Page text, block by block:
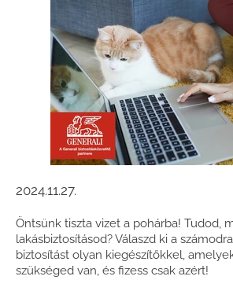
2024.11.27.
Öntsünk tiszta vizet a pohárba! Tudod,
lakásbiztosításod? Válaszd ki a
biztosítást olyan kiegészítőkkel,
szükséged van, és fizess csak azért!